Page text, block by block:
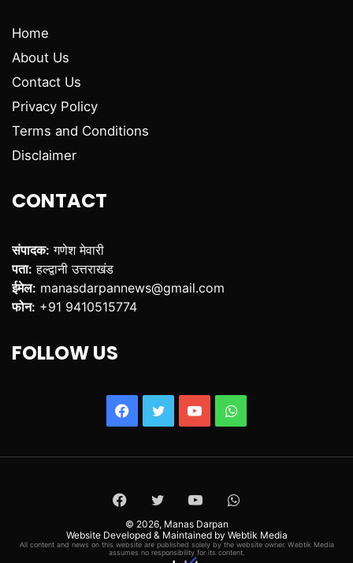
Home
About Us
Contact Us
Privacy Policy
Terms and Conditions
Disclaimer
CONTACT
संपादक: गणेश मेवारी
पता: हल्द्वानी उत्तराखंड
ईमेल: manasdarpannews@gmail.com
फोन: +91 9410515774
FOLLOW US
Facebook
TwitterYouTubeWhatsApp
Facebook
TwitterYouTubeWhatsApp
© 2026, Manas Darpan
Website Developed & Maintained by Webtik Media
All content and news on this website are published solely by the website owner. Webtik Media
assumes no responsibility for its content.